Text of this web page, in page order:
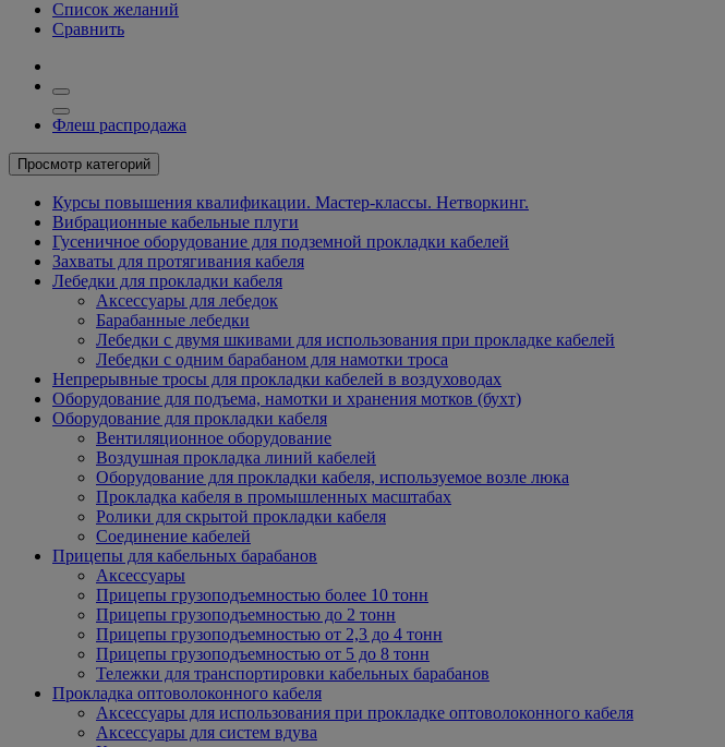
Список желаний
Сравнить
Флеш распродажа
Просмотр категорий
Курсы повышения квалификации. Мастер-классы. Нетворкинг.
Вибрационные кабельные плуги
Гусеничное оборудование для подземной прокладки кабелей
Захваты для протягивания кабеля
Лебедки для прокладки кабеля
Аксессуары для лебедок
Барабанные лебедки
Лебедки с двумя шкивами для использования при прокладке кабелей
Лебедки с одним барабаном для намотки троса
Непрерывные тросы для прокладки кабелей в воздуховодах
Оборудование для подъема, намотки и хранения мотков (бухт)
Оборудование для прокладки кабеля
Вентиляционное оборудование
Воздушная прокладка линий кабелей
Оборудование для прокладки кабеля, используемое возле люка
Прокладка кабеля в промышленных масштабах
Ролики для скрытой прокладки кабеля
Соединение кабелей
Прицепы для кабельных барабанов
Аксессуары
Прицепы грузоподъемностью более 10 тонн
Прицепы грузоподъемностью до 2 тонн
Прицепы грузоподъемностью от 2,3 до 4 тонн
Прицепы грузоподъемностью от 5 до 8 тонн
Тележки для транспортировки кабельных барабанов
Прокладка оптоволоконного кабеля
Аксессуары для использования при прокладке оптоволоконного кабеля
Аксессуары для систем вдува